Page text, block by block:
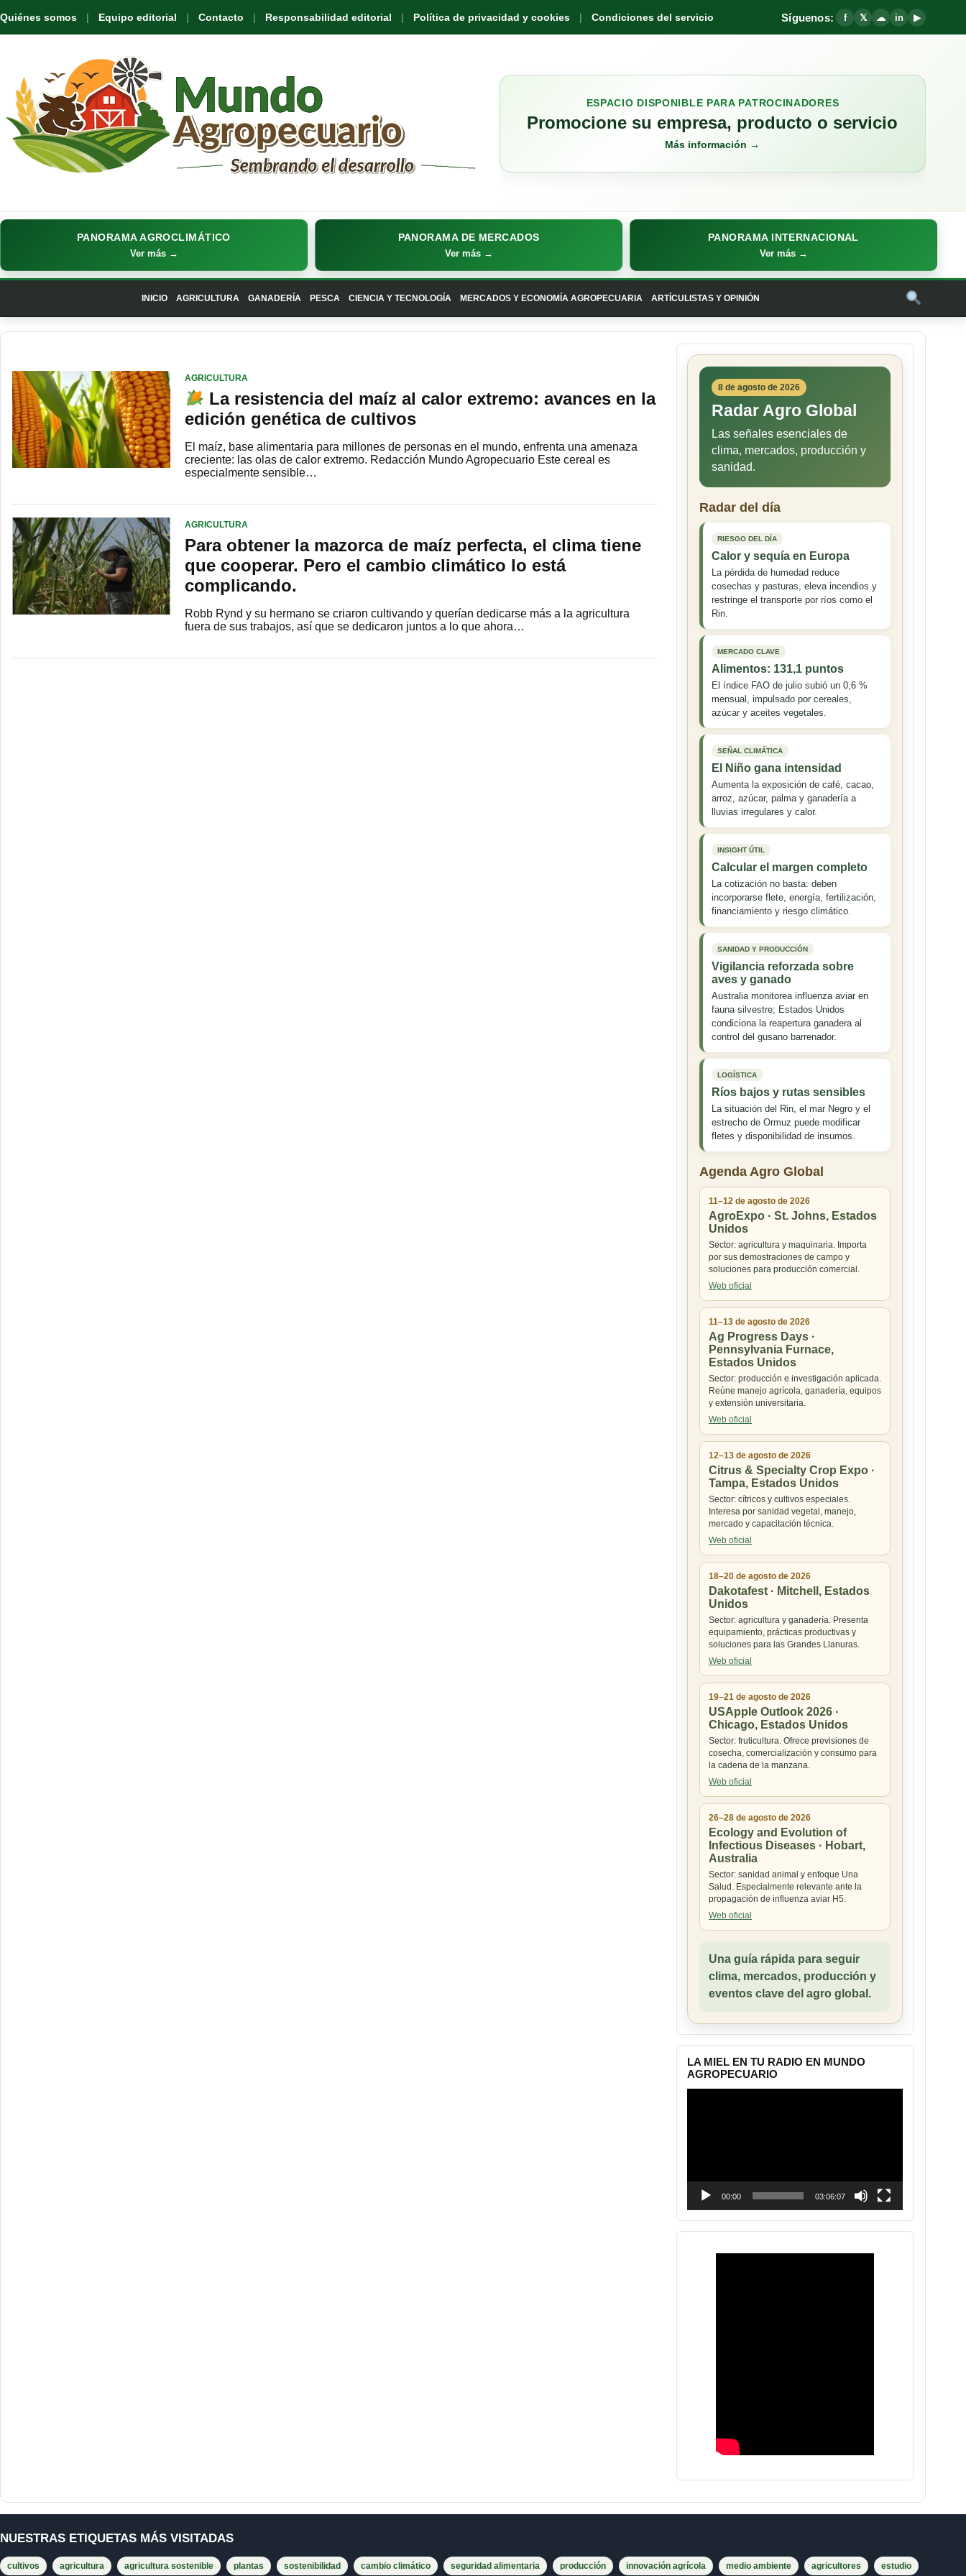
Quiénes somos Equipo editorial Contacto Responsabilidad editorial Política de privacidad y cookies Condiciones del servicio Síguenos: f 𝕏 ☁ in ▶
ESPACIO DISPONIBLE PARA PATROCINADORES
Promocione su empresa, producto o servicio
Más información →
PANORAMA AGROCLIMÁTICO
Ver más →
PANORAMA DE MERCADOS
Ver más →
PANORAMA INTERNACIONAL
Ver más →
INICIO AGRICULTURA GANADERÍA PESCA CIENCIA Y TECNOLOGÍA MERCADOS Y ECONOMÍA AGROPECUARIA ARTÍCULISTAS Y OPINIÓN
AGRICULTURA
La resistencia del maíz al calor extremo: avances en la
edición genética de cultivos
El maíz, base alimentaria para millones de personas en el mundo, enfrenta una amenaza
creciente: las olas de calor extremo. Redacción Mundo Agropecuario Este cereal es
especialmente sensible…
AGRICULTURA
Para obtener la mazorca de maíz perfecta, el clima tiene
que cooperar. Pero el cambio climático lo está
complicando.
Robb Rynd y su hermano se criaron cultivando y querían dedicarse más a la agricultura
fuera de sus trabajos, así que se dedicaron juntos a lo que ahora…
8 de agosto de 2026
Radar Agro Global
Las señales esenciales de
clima, mercados, producción y
sanidad.
Radar del día
RIESGO DEL DÍA
Calor y sequía en Europa
La pérdida de humedad reduce
cosechas y pasturas, eleva incendios y
restringe el transporte por ríos como el
Rin.
MERCADO CLAVE
Alimentos: 131,1 puntos
El índice FAO de julio subió un 0,6 %
mensual, impulsado por cereales,
azúcar y aceites vegetales.
SEÑAL CLIMÁTICA
El Niño gana intensidad
Aumenta la exposición de café, cacao,
arroz, azúcar, palma y ganadería a
lluvias irregulares y calor.
INSIGHT ÚTIL
Calcular el margen completo
La cotización no basta: deben
incorporarse flete, energía, fertilización,
financiamiento y riesgo climático.
SANIDAD Y PRODUCCIÓN
Vigilancia reforzada sobre
aves y ganado
Australia monitorea influenza aviar en
fauna silvestre; Estados Unidos
condiciona la reapertura ganadera al
control del gusano barrenador.
LOGÍSTICA
Ríos bajos y rutas sensibles
La situación del Rin, el mar Negro y el
estrecho de Ormuz puede modificar
fletes y disponibilidad de insumos.
Agenda Agro Global
11–12 de agosto de 2026
AgroExpo · St. Johns, Estados
Unidos
Sector: agricultura y maquinaria. Importa
por sus demostraciones de campo y
soluciones para producción comercial.
Web oficial
11–13 de agosto de 2026
Ag Progress Days ·
Pennsylvania Furnace,
Estados Unidos
Sector: producción e investigación aplicada.
Reúne manejo agrícola, ganadería, equipos
y extensión universitaria.
Web oficial
12–13 de agosto de 2026
Citrus & Specialty Crop Expo ·
Tampa, Estados Unidos
Sector: cítricos y cultivos especiales.
Interesa por sanidad vegetal, manejo,
mercado y capacitación técnica.
Web oficial
18–20 de agosto de 2026
Dakotafest · Mitchell, Estados
Unidos
Sector: agricultura y ganadería. Presenta
equipamiento, prácticas productivas y
soluciones para las Grandes Llanuras.
Web oficial
19–21 de agosto de 2026
USApple Outlook 2026 ·
Chicago, Estados Unidos
Sector: fruticultura. Ofrece previsiones de
cosecha, comercialización y consumo para
la cadena de la manzana.
Web oficial
26–28 de agosto de 2026
Ecology and Evolution of
Infectious Diseases · Hobart,
Australia
Sector: sanidad animal y enfoque Una
Salud. Especialmente relevante ante la
propagación de influenza aviar H5.
Web oficial
Una guía rápida para seguir
clima, mercados, producción y
eventos clave del agro global.
LA MIEL EN TU RADIO EN MUNDO
AGROPECUARIO
00:00 03:06:07
NUESTRAS ETIQUETAS MÁS VISITADAS
cultivos agricultura agricultura sostenible plantas sostenibilidad cambio climático seguridad alimentaria producción innovación agrícola medio ambiente agricultores estudio